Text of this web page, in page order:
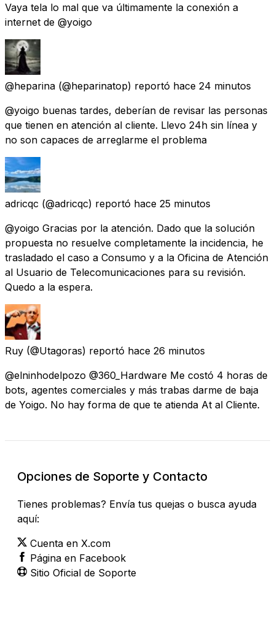
Vaya tela lo mal que va últimamente la conexión a
internet de @yoigo
@heparina (@heparinatop) reportó hace 24 minutos
@yoigo buenas tardes, deberían de revisar las personas
que tienen en atención al cliente. Llevo 24h sin línea y
no son capaces de arreglarme el problema
adricqc (@adricqc) reportó hace 25 minutos
@yoigo Gracias por la atención. Dado que la solución
propuesta no resuelve completamente la incidencia, he
trasladado el caso a Consumo y a la Oficina de Atención
al Usuario de Telecomunicaciones para su revisión.
Quedo a la espera.
Ruy (@Utagoras) reportó hace 26 minutos
@elninhodelpozo @360_Hardware Me costó 4 horas de
bots, agentes comerciales y más trabas darme de baja
de Yoigo. No hay forma de que te atienda At al Cliente.
Opciones de Soporte y Contacto
Tienes problemas? Envía tus quejas o busca ayuda
aquí:
Cuenta en X.com
Página en Facebook
Sitio Oficial de Soporte